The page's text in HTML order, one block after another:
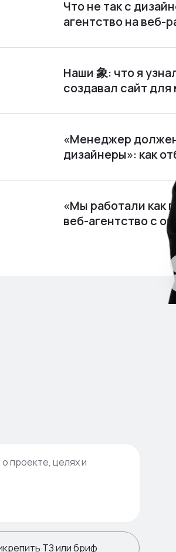
Что не так с
агентство на веб-
Наши 象: что я
создавал сайт
«Менеджер
дизайнеры»: как
«Мы работали как
веб⁠-⁠агентство с
ТЗ или бриф